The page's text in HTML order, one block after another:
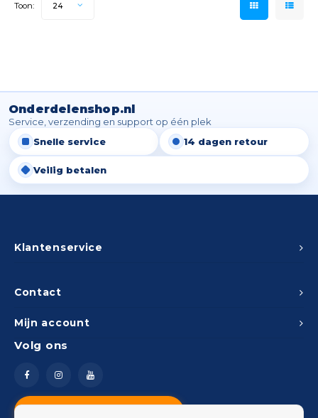
Toon: 24
Onderdelenshop.nl
Service, verzending en support op één plek
Snelle service
14 dagen retour
Veilig betalen
Contact
Klantenservice
Mijn account
Volg ons